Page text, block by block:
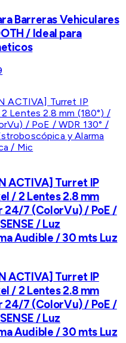
Barreras Vehiculares
/ Ideal para
ACTIVA] Turret IP
/ 2 Lentes 2.8 mm
24/7 (ColorVu) / PoE /
/ Luz
Audible / 30 mts Luz
ACTIVA] Turret IP
/ 2 Lentes 2.8 mm
24/7 (ColorVu) / PoE /
/ Luz
Audible / 30 mts Luz